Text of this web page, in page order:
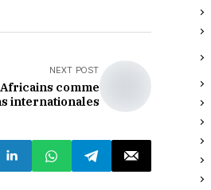
NEXT POST
comme
internationales